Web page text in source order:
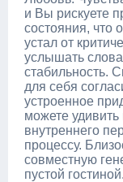
и Вы рискуете
состояния, что
устал от
услышать
стабильность.
для себя
устроенное
можете
внутреннего
процессу.
совместную
пустой гостиной.